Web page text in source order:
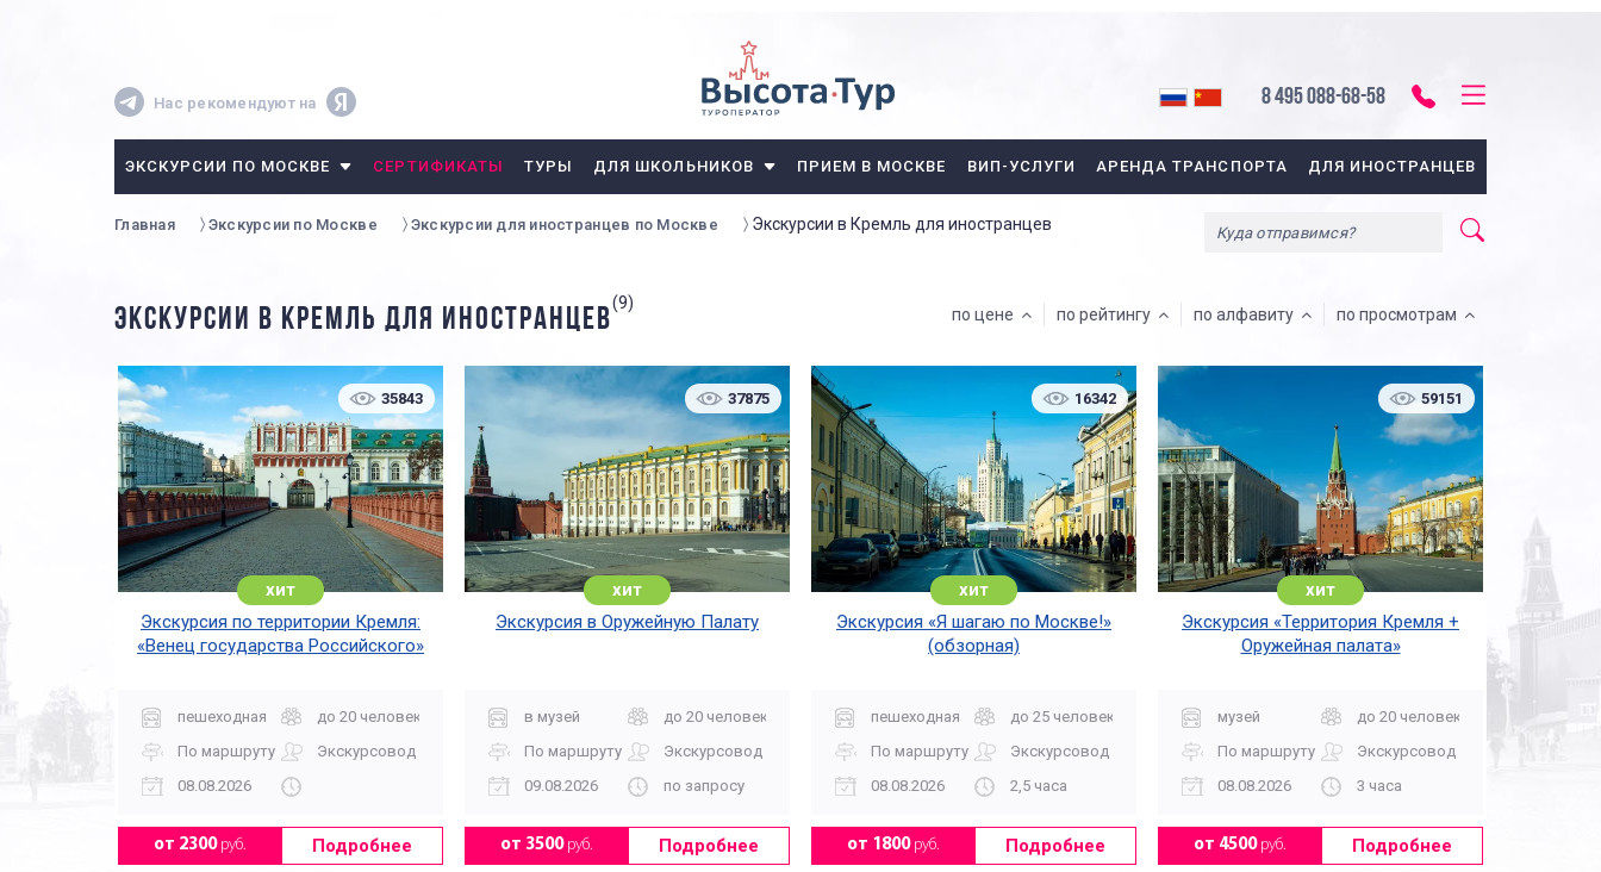
Нас рекомендуют на 8 495 088-68-58
ЭКСКУРСИИ ПО МОСКВЕ СЕРТИФИКАТЫ ТУРЫ ДЛЯ ШКОЛЬНИКОВ ПРИЕМ В МОСКВЕ ВИП-УСЛУГИ АРЕНДА ТРАНСПОРТА ДЛЯ ИНОСТРАНЦЕВ
Главная Экскурсии по Москве Экскурсии для иностранцев по Москве Экскурсии в Кремль для иностранцев
ЭКСКУРСИИ В КРЕМЛЬ ДЛЯ ИНОСТРАНЦЕВ
(9)
по цене по рейтингу по алфавиту по просмотрам
35843
хит
Экскурсия по территории Кремля:
«Венец государства Российского»
пешеходная
до 20 человек
По маршруту
Экскурсовод
08.08.2026
от 2300руб. Подробнее
37875
хит
Экскурсия в Оружейную Палату
в музей
до 20 человек
По маршруту
Экскурсовод
09.08.2026
по запросу
от 3500руб. Подробнее
16342
хит
Экскурсия «Я шагаю по Москве!»
(обзорная)
пешеходная
до 25 человек
По маршруту
Экскурсовод
08.08.2026
2,5 часа
от 1800руб. Подробнее
59151
хит
Экскурсия «Территория Кремля +
Оружейная палата»
музей
до 20 человек
По маршруту
Экскурсовод
08.08.2026
3 часа
от 4500руб. Подробнее